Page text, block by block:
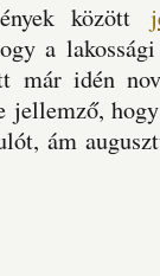
között
a
már idén
jellemző,
ám